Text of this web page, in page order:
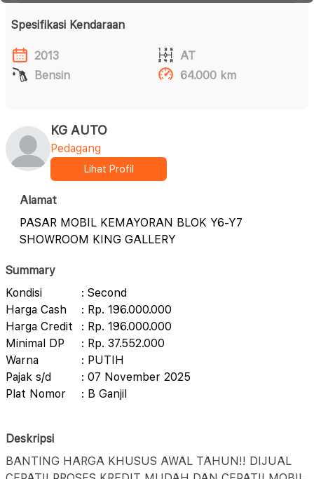
Spesifikasi Kendaraan
2013
AT
Bensin
64.000 km
KG AUTO
Pedagang
Lihat Profil
Alamat
PASAR MOBIL KEMAYORAN BLOK Y6-Y7
SHOWROOM KING GALLERY
Summary
Kondisi
: Second
Harga Cash
: Rp. 196.000.000
Harga Credit
: Rp. 196.000.000
Minimal DP
: Rp. 37.552.000
Warna
: PUTIH
Pajak s/d
: 07 November 2025
Plat Nomor
: B Ganjil
Deskripsi
BANTING HARGA KHUSUS AWAL TAHUN!! DIJUAL